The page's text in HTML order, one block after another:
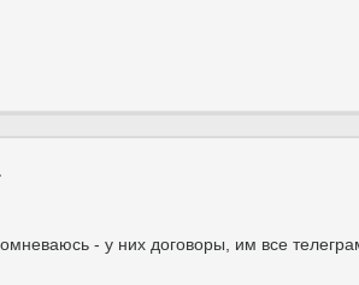
- у них договоры, им все